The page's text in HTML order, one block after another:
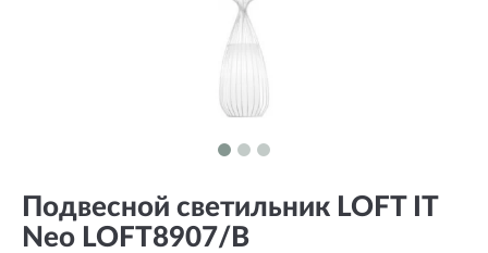
Подвесной светильник LOFT IT
Neo LOFT8907/B